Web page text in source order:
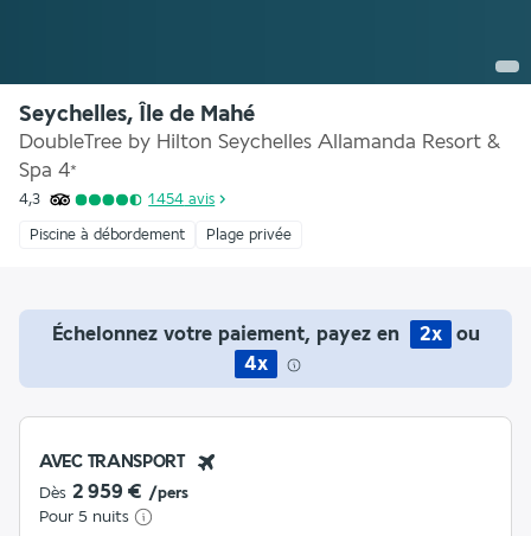
Seychelles, Île de Mahé
DoubleTree by Hilton Seychelles Allamanda Resort &
Spa 4*
4,3 1 454 avis
Piscine à débordement Plage privée
Échelonnez votre paiement, payez en 2x
ou
4x
AVEC TRANSPORT
Dès 2 959 € /pers
Pour 5 nuits